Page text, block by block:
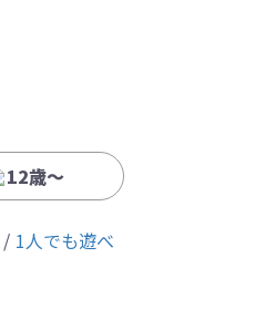
12歳〜
1人でも遊べ